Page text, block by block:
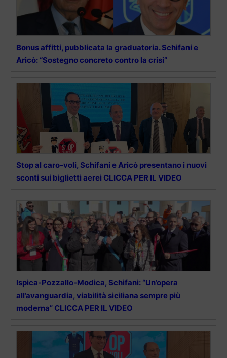
Bonus affitti, pubblicata la graduatoria. Schifani e
Aricò: “Sostegno concreto contro la crisi”
Stop al caro-voli, Schifani e Aricò presentano i nuovi
sconti sui biglietti aerei CLICCA PER IL VIDEO
Ispica-Pozzallo-Modica, Schifani: “Un’opera
all’avanguardia, viabilità siciliana sempre più
moderna” CLICCA PER IL VIDEO